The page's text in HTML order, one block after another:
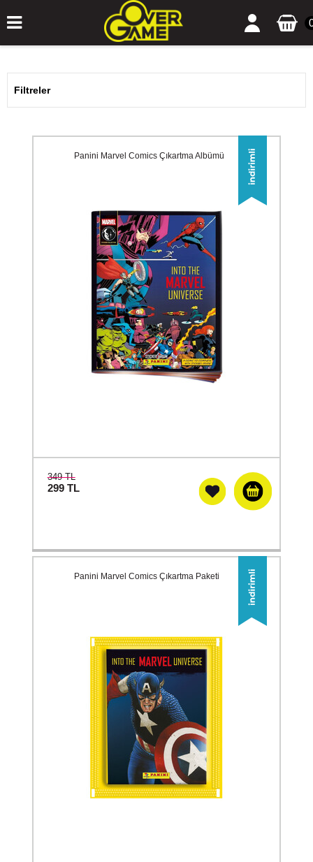
Filtreler
Panini Marvel Comics Çıkartma Albümü
349 TL
299 TL
Panini Marvel Comics Çıkartma Paketi